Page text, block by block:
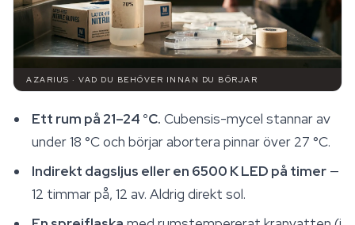
AZARIUS · VAD DU BEHÖVER INNAN DU BÖRJAR
Ett rum på 21–24 °C. Cubensis-mycel stannar av
under 18 °C och börjar abortera pinnar över 27 °C.
Indirekt dagsljus eller en 6500 K LED på timer —
12 timmar på, 12 av. Aldrig direkt sol.